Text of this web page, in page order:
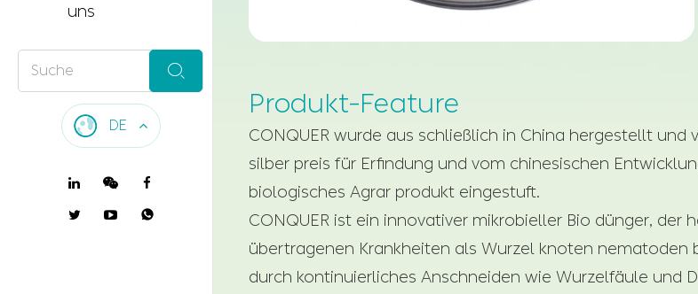
uns

DE

Produkt-Feature
CONQUER wurde aus schließlich in China hergestellt
silber preis für Erfindung und vom chinesischen
biologisches Agrar produkt eingestuft.
CONQUER ist ein innovativer mikrobieller Bio dünger, der
übertragenen Krankheiten als Wurzel knoten nematoden
durch kontinuierliches Anschneiden wie Wurzelfäule und